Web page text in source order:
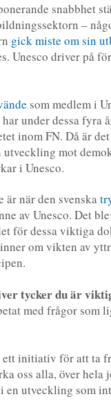
snabbhet
–
gick miste om sin
Unesco driver på
som medlem i
under dessa fyra
inom FN. Då är
utveckling mot
i Unesco.
är när den svenska
av Unesco. Det
för dessa viktiga
om vikten av
tycker du är
med frågor
ett initiativ för att ta
oss alla, över
en utveckling som